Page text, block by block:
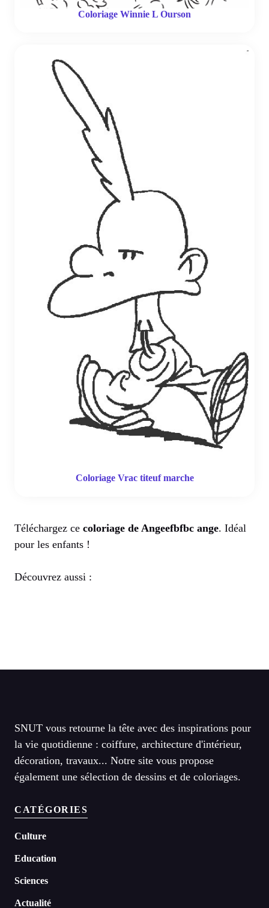
Coloriage Winnie L Ourson
Coloriage Vrac titeuf marche
Téléchargez ce coloriage de Angeefbfbc ange. Idéal
pour les enfants !
Découvrez aussi :
SNUT vous retourne la tête avec des inspirations pour
la vie quotidienne : coiffure, architecture d'intérieur,
décoration, travaux... Notre site vous propose
également une sélection de dessins et de coloriages.
CATÉGORIES
Culture
Education
Sciences
Actualité